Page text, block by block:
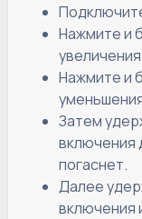
Нажмите и
Нажмите и
Затем
включения
погаснет.
Далее
включения